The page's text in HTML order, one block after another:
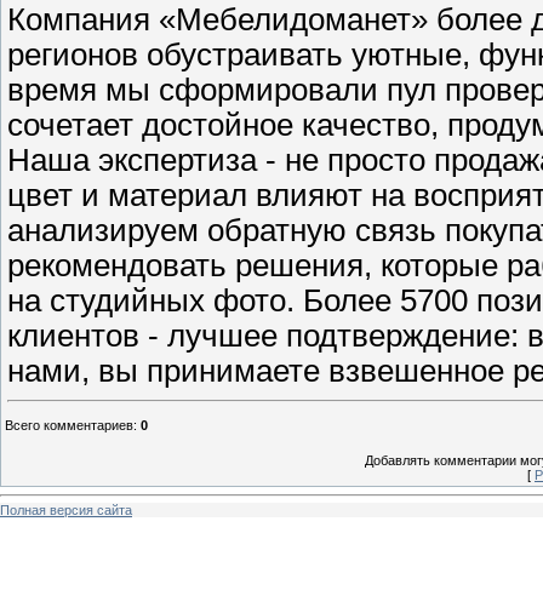
Компания «Мебелидоманет» более
регионов обустраивать уютные,
время мы сформировали пул
сочетает достойное качество,
Наша экспертиза - не просто
цвет и материал влияют на
анализируем обратную связь
рекомендовать решения, которые
на студийных фото. Более 5700
клиентов - лучшее подтверждение:
нами, вы принимаете взвешенное
Всего комментариев: 0
Добавлять комментарии
[
Полная версия сайта